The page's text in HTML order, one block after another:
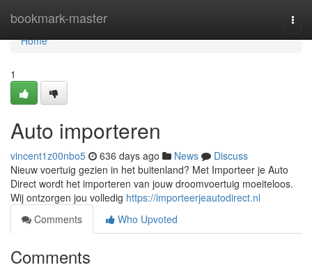
bookmark-master
Home
Home
1
Auto importeren
vincent1z00nbo5 636 days ago News
Discuss
Nieuw voertuig gezien in het buitenland? Met Importeer je Auto
Direct wordt het importeren van jouw droomvoertuig moeiteloos.
Wij ontzorgen jou volledig https://importeerjeautodirect.nl
Comments
Who Upvoted
Comments